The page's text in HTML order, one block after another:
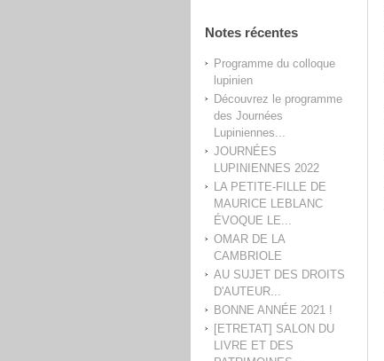
Notes récentes
Programme du colloque
lupinien
Découvrez le programme
des Journées
Lupiniennes...
JOURNÉES
LUPINIENNES 2022
LA PETITE-FILLE DE
MAURICE LEBLANC
ÉVOQUE LE...
OMAR DE LA
CAMBRIOLE
AU SUJET DES DROITS
D'AUTEUR...
BONNE ANNÉE 2021 !
[ETRETAT] SALON DU
LIVRE ET DES